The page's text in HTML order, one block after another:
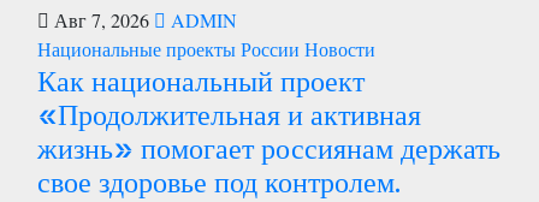
Авг 7, 2026
ADMIN
Национальные проекты России Новости
Как национальный проект
«Продолжительная и активная
жизнь» помогает россиянам держать
свое здоровье под контролем.